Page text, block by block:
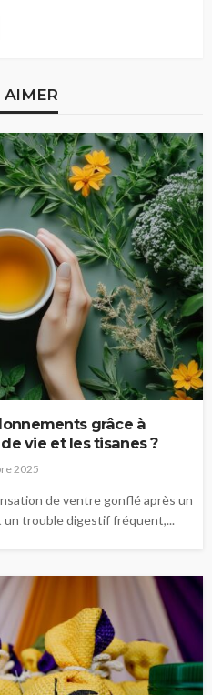
AIMER
grâce à
vie et les tisanes ?
2025
de ventre gonflé après un
un trouble digestif fréquent,...